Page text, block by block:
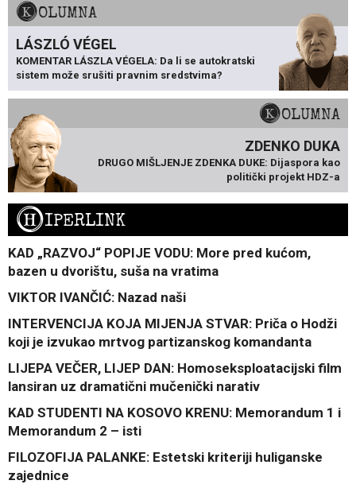
KOLUMNA
LÁSZLÓ VÉGEL
KOMENTAR LÁSZLA VÉGELA: Da li se autokratski
sistem može srušiti pravnim sredstvima?
KOLUMNA
ZDENKO DUKA
DRUGO MIŠLJENJE ZDENKA DUKE: Dijaspora kao
politički projekt HDZ-a
HIPERLINK
KAD „RAZVOJ“ POPIJE VODU: More pred kućom,
bazen u dvorištu, suša na vratima
VIKTOR IVANČIĆ: Nazad naši
INTERVENCIJA KOJA MIJENJA STVAR: Priča o Hodži
koji je izvukao mrtvog partizanskog komandanta
LIJEPA VEČER, LIJEP DAN: Homoseksploatacijski film
lansiran uz dramatični mučenički narativ
KAD STUDENTI NA KOSOVO KRENU: Memorandum 1 i
Memorandum 2 – isti
FILOZOFIJA PALANKE: Estetski kriteriji huliganske
zajednice